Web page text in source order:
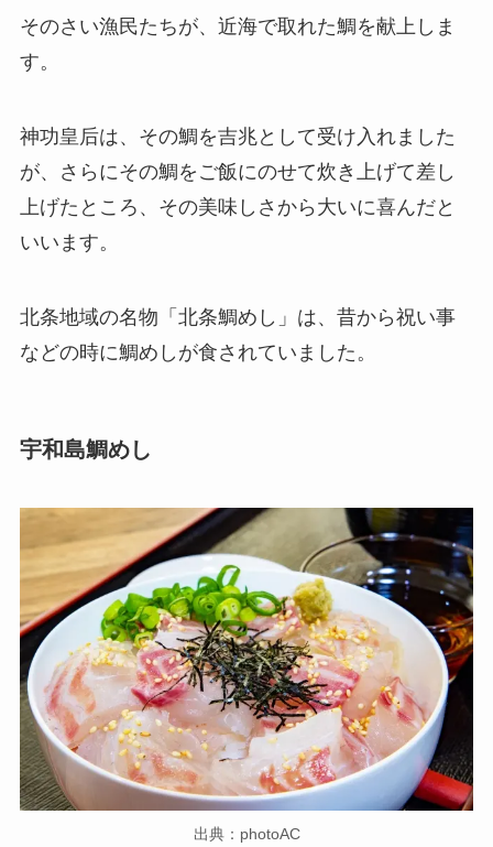
そのさい漁民たちが、近海で取れた鯛を献上しま
す。
神功皇后は、その鯛を吉兆として受け入れました
が、さらにその鯛をご飯にのせて炊き上げて差し
上げたところ、その美味しさから大いに喜んだと
いいます。
北条地域の名物「北条鯛めし」は、昔から祝い事
などの時に鯛めしが食されていました。
宇和島鯛めし
出典：photoAC